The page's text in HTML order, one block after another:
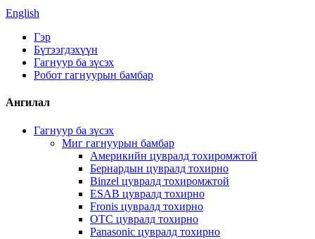
English
Гэр
Бүтээгдэхүүн
Гагнуур ба зүсэх
Робот гагнуурын бамбар
Ангилал
Гагнуур ба зүсэх
Миг гагнуурын бамбар
Америкийн цувралд тохиромжтой
Бернардын цувралд тохирно
Binzel цувралд тохиромжтой
ESAB цувралд тохирно
Fronis цувралд тохирно
OTC цувралд тохирно
Panasonic цувралд тохирно